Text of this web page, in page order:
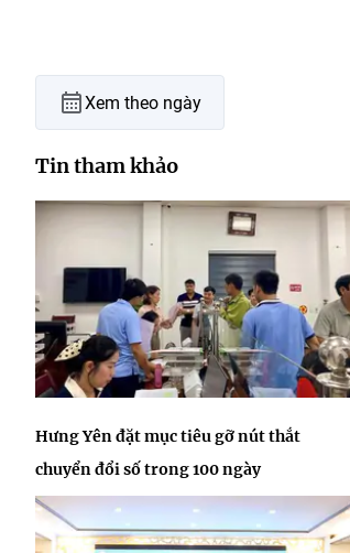
Xem theo ngày
Tin tham khảo
Hưng Yên đặt mục tiêu gỡ nút thắt
chuyển đổi số trong 100 ngày